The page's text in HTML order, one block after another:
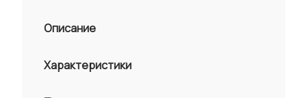
Описание
Характеристики